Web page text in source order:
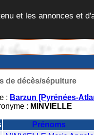
et les annonces et
de décès/sépulture
: Barzun [Pyrénées-
: MINVIELLE
Prénoms